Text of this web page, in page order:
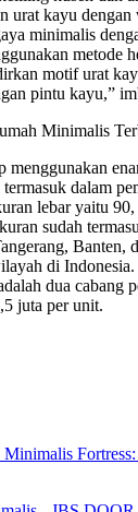
urat kayu dengan
minimalis
metode
motif urat
pintu kayu,”
menggunakan
dalam
lebar yaitu
sudah
Banten,
di
dua cabang
juta per unit.